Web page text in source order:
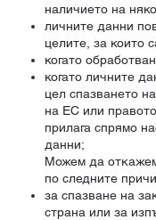
наличието на
личните данни
целите, за които
когато
когато личните
цел спазването
на EС или
прилага спрямо
данни;
Можем да
по следните
за спазване на
страна или за